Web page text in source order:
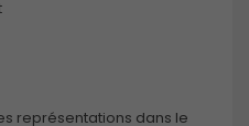
représentations dans le